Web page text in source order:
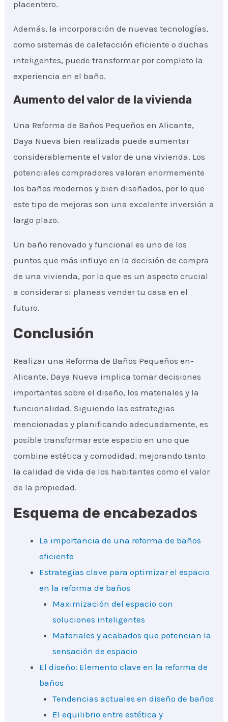
placentero.
Además, la incorporación de nuevas tecnologías,
como sistemas de calefacción eficiente o duchas
inteligentes, puede transformar por completo la
experiencia en el baño.
Aumento del valor de la vivienda
Una Reforma de Baños Pequeños en Alicante,
Daya Nueva bien realizada puede aumentar
considerablemente el valor de una vivienda. Los
potenciales compradores valoran enormemente
los baños modernos y bien diseñados, por lo que
este tipo de mejoras son una excelente inversión a
largo plazo.
Un baño renovado y funcional es uno de los
puntos que más influye en la decisión de compra
de una vivienda, por lo que es un aspecto crucial
a considerar si planeas vender tu casa en el
futuro.
Conclusión
Realizar una Reforma de Baños Pequeños en-
Alicante, Daya Nueva implica tomar decisiones
importantes sobre el diseño, los materiales y la
funcionalidad. Siguiendo las estrategias
mencionadas y planificando adecuadamente, es
posible transformar este espacio en uno que
combine estética y comodidad, mejorando tanto
la calidad de vida de los habitantes como el valor
de la propiedad.
Esquema de encabezados
La importancia de una reforma de baños
eficiente
Estrategias clave para optimizar el espacio
en la reforma de baños
Maximización del espacio con
soluciones inteligentes
Materiales y acabados que potencian la
sensación de espacio
El diseño: Elemento clave en la reforma de
baños
Tendencias actuales en diseño de baños
El equilibrio entre estética y